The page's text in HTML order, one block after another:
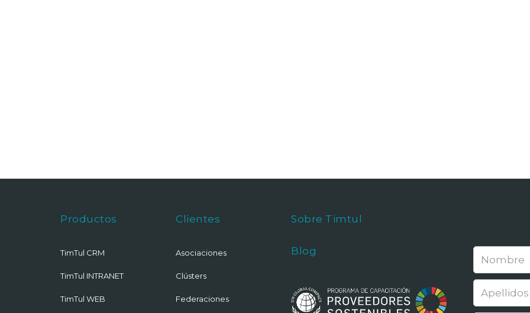
Productos
TimTul CRM
TimTul INTRANET
TimTul WEB
Clientes
Asociaciones
Clústers
Federaciones
Sobre Timtul
Blog